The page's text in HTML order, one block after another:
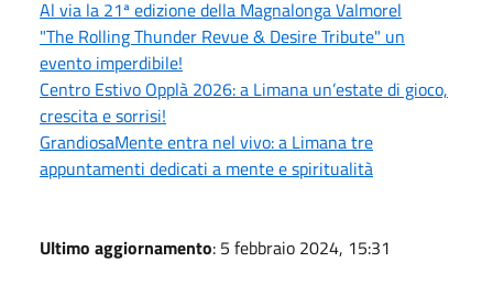
Al via la 21ª edizione della Magnalonga Valmorel
"The Rolling Thunder Revue & Desire Tribute" un
evento imperdibile!
Centro Estivo Opplà 2026: a Limana un’estate di gioco,
crescita e sorrisi!
GrandiosaMente entra nel vivo: a Limana tre
appuntamenti dedicati a mente e spiritualità
Ultimo aggiornamento: 5 febbraio 2024, 15:31